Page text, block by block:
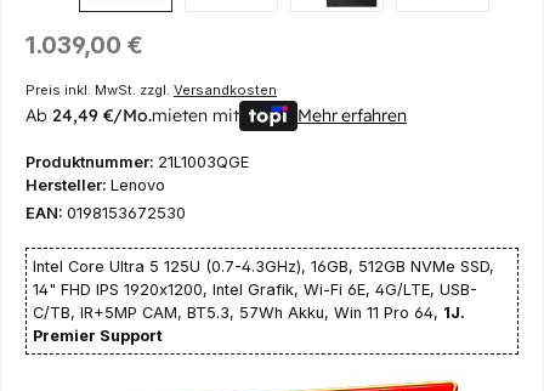
Regulärer Preis:
1.039,00 €
Preis inkl. MwSt. zzgl. Versandkosten
Ab 24,49 €/Mo.mieten mit Mehr erfahren
Produktnummer: 21L1003QGE
Hersteller: Lenovo
EAN: 0198153672530
Intel Core Ultra 5 125U (0.7-4.3GHz), 16GB, 512GB NVMe SSD,
14" FHD IPS 1920x1200, Intel Grafik, Wi-Fi 6E, 4G/LTE, USB-
C/TB, IR+5MP CAM, BT5.3, 57Wh Akku, Win 11 Pro 64, 1J.
Premier Support